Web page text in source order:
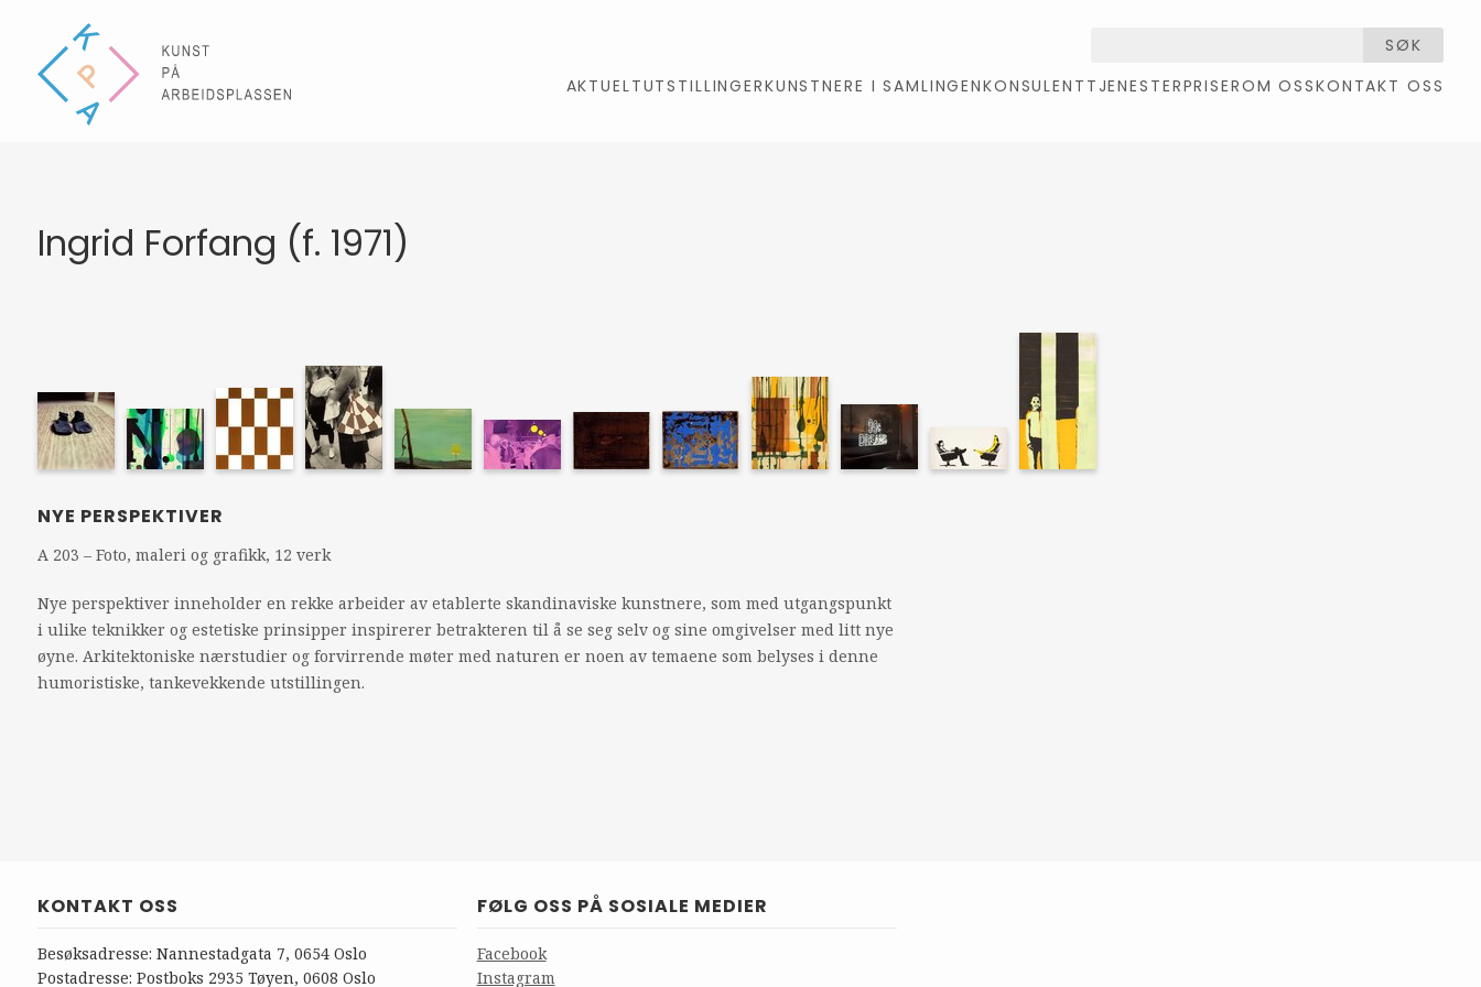
SØK
AKTUELTUTSTILLINGERKUNSTNERE I SAMLINGENKONSULENTTJENESTERPRISEROM OSSKONTAKT OSS
Ingrid Forfang (f. 1971)
NYE PERSPEKTIVER
A 203 – Foto, maleri og grafikk, 12 verk
Nye perspektiver inneholder en rekke arbeider av etablerte skandinaviske kunstnere, som med utgangspunkt
i ulike teknikker og estetiske prinsipper inspirerer betrakteren til å se seg selv og sine omgivelser med litt nye
øyne. Arkitektoniske nærstudier og forvirrende møter med naturen er noen av temaene som belyses i denne
humoristiske, tankevekkende utstillingen.
KONTAKT OSS
Besøksadresse: Nannestadgata 7, 0654 Oslo
Postadresse: Postboks 2935 Tøyen, 0608 Oslo
FØLG OSS PÅ SOSIALE MEDIER
Facebook
Instagram